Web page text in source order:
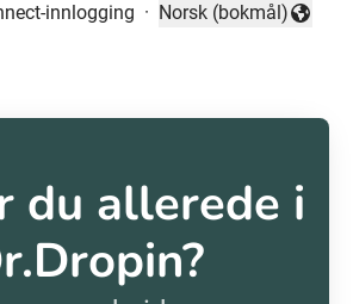
innlogging ·
Endre språk
Norsk (bokmål)
du allerede i